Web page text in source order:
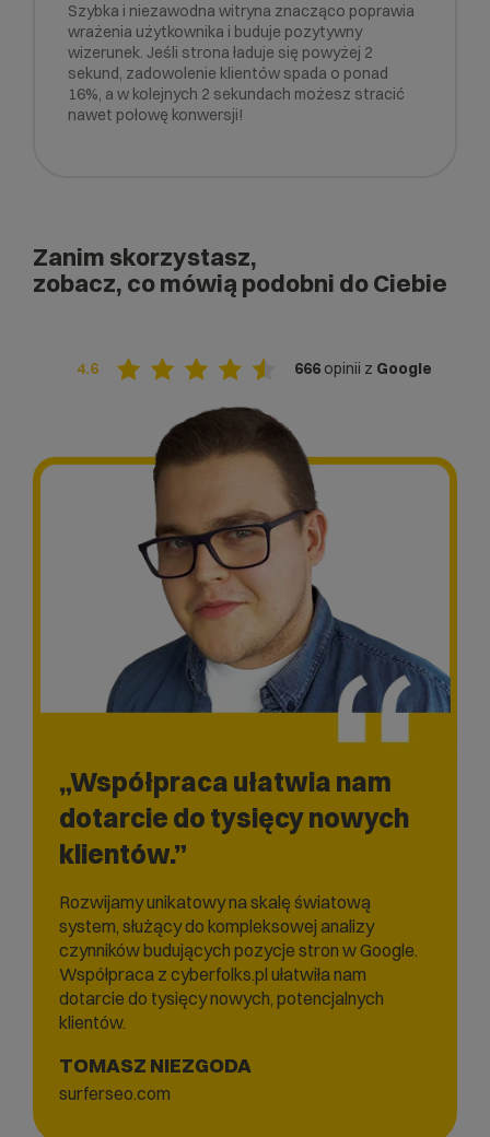
Szybka i niezawodna witryna znacząco poprawia
wrażenia użytkownika i buduje pozytywny
wizerunek. Jeśli strona ładuje się powyżej 2
sekund, zadowolenie klientów spada o ponad
16%, a w kolejnych 2 sekundach możesz stracić
nawet połowę konwersji!
Zanim skorzystasz,
zobacz, co mówią podobni do Ciebie
4.6 666opinii z Google
„Współpraca ułatwia nam
dotarcie do tysięcy nowych
klientów.”
Rozwijamy unikatowy na skalę światową
system, służący do kompleksowej analizy
czynników budujących pozycje stron w Google.
Współpraca z cyberfolks.pl ułatwiła nam
dotarcie do tysięcy nowych, potencjalnych
klientów.
TOMASZ NIEZGODA
surferseo.com